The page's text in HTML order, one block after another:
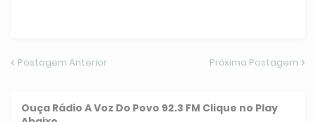
Postagem Anterior Próxima Postagem
Ouça Rádio A Voz Do Povo 92.3 FM Clique no Play